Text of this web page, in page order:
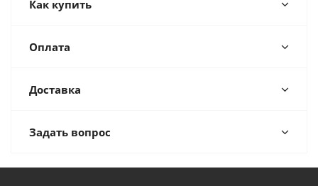
Как купить
Оплата
Доставка
Задать вопрос